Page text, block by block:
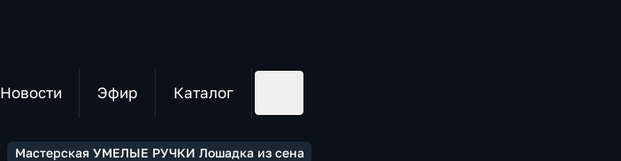
Новости Эфир Каталог
Мастерская УМЕЛЫЕ РУЧКИ Лошадка из сена